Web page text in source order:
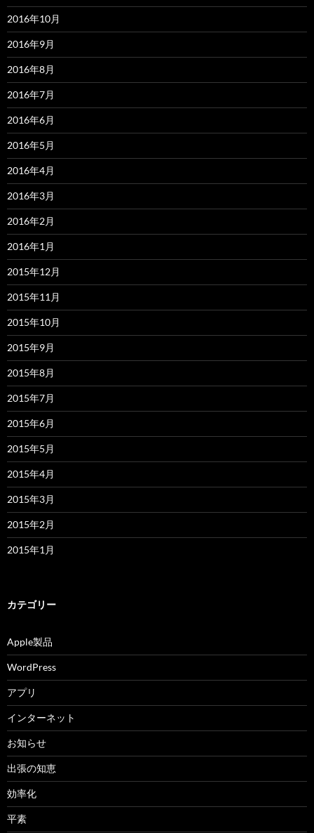
2016年10月
2016年9月
2016年8月
2016年7月
2016年6月
2016年5月
2016年4月
2016年3月
2016年2月
2016年1月
2015年12月
2015年11月
2015年10月
2015年9月
2015年8月
2015年7月
2015年6月
2015年5月
2015年4月
2015年3月
2015年2月
2015年1月
カテゴリー
Apple製品
WordPress
アプリ
インターネット
お知らせ
出張の知恵
効率化
平素